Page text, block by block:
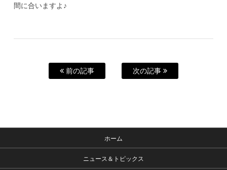
間に合いますよ♪
前の記事 次の記事
ホーム
ニュース＆トピックス